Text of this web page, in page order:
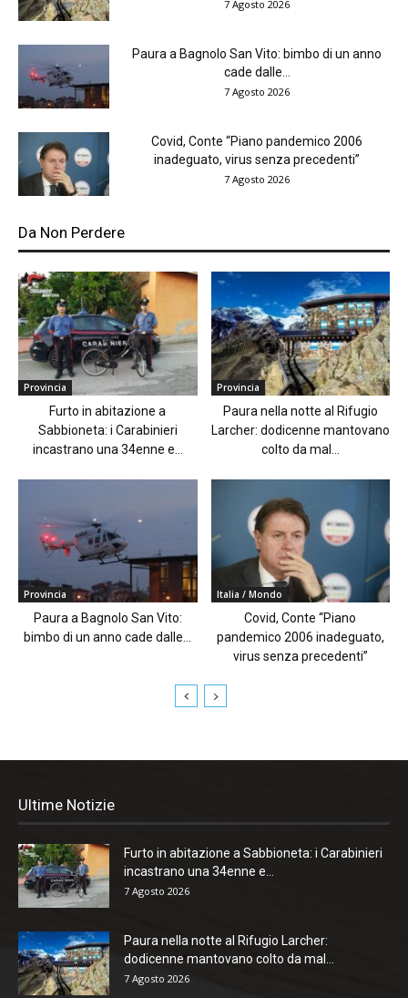
7 Agosto 2026
Paura a Bagnolo San Vito: bimbo di un anno
cade dalle...
7 Agosto 2026
Covid, Conte “Piano pandemico 2006
inadeguato, virus senza precedenti”
7 Agosto 2026
Da Non Perdere
Provincia
Furto in abitazione a
Sabbioneta: i Carabinieri
incastrano una 34enne e...
Provincia
Paura nella notte al Rifugio
Larcher: dodicenne mantovano
colto da mal...
Provincia
Paura a Bagnolo San Vito:
bimbo di un anno cade dalle...
Italia / Mondo
Covid, Conte “Piano
pandemico 2006 inadeguato,
virus senza precedenti”
Ultime Notizie
Furto in abitazione a Sabbioneta: i Carabinieri
incastrano una 34enne e...
7 Agosto 2026
Paura nella notte al Rifugio Larcher:
dodicenne mantovano colto da mal...
7 Agosto 2026